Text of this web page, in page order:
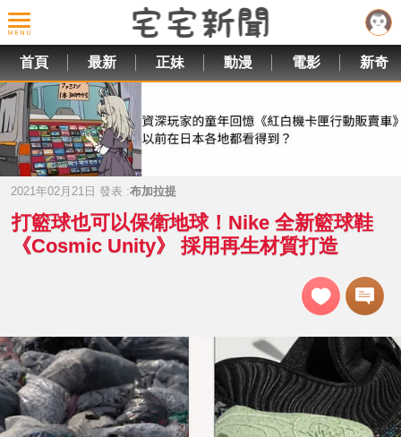
首頁 最新 正妹 動漫 電影 新奇
2021年02月21日 發表 :布加拉提
打籃球也可以保衛地球！Nike 全新籃球鞋
《Cosmic Unity》 採用再生材質打造